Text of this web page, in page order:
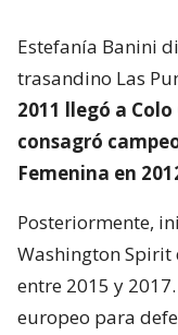
Estefanía Banini
trasandino Las
2011 llegó a
consagró
Femenina en
Posteriormente,
Washington Spirit
entre 2015 y
europeo para